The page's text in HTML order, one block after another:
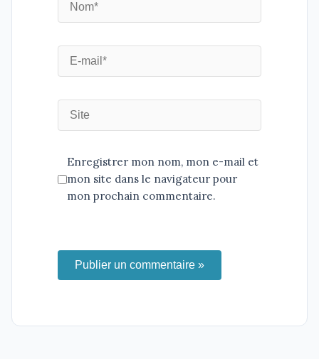
Enregistrer mon nom, mon e-mail et
mon site dans le navigateur pour
mon prochain commentaire.
Publier un commentaire »